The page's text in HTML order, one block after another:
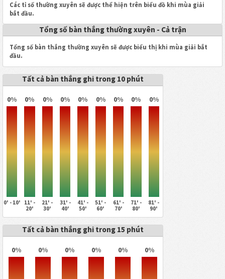
Các tỉ số thường xuyên sẽ được thể hiện trên biểu đồ khi mùa giải
bắt đầu.
Tổng số bàn thắng thường xuyên - Cả trận
Tổng số bàn thắng thường xuyên sẽ được biểu thị khi mùa giải bắt
đầu.
Tất cả bàn thắng ghi trong 10 phút
0% 0% 0% 0% 0% 0% 0% 0% 0%
0' - 10'
11' -
20'
21' -
30'
31' -
40'
41' -
50'
51' -
60'
61' -
70'
71' -
80'
81' -
90'
Tất cả bàn thắng ghi trong 15 phút
0% 0% 0% 0% 0% 0%